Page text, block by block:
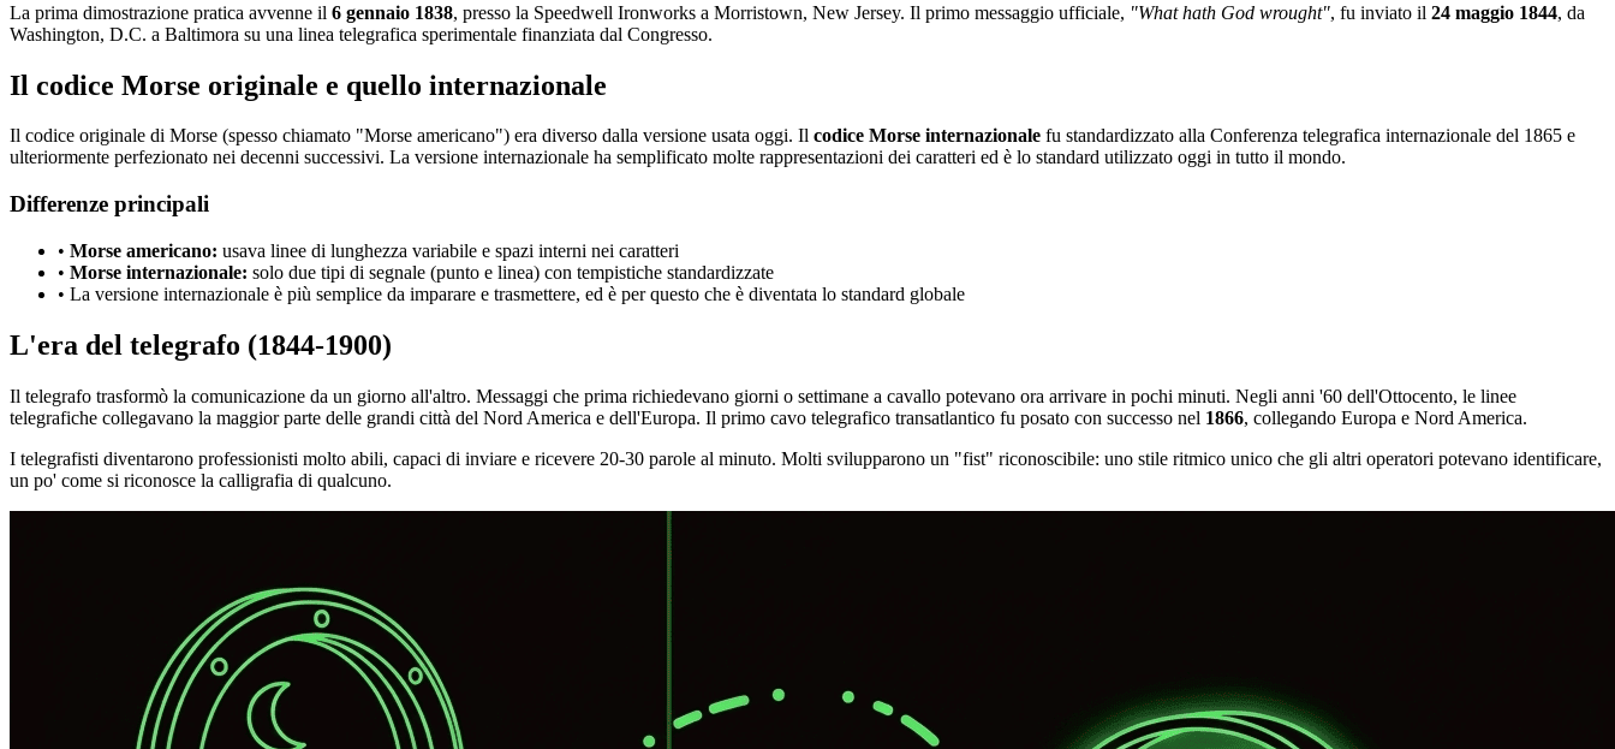
La prima dimostrazione pratica avvenne il 6 gennaio 1838, presso la Speedwell Ironworks a Morristown, New Jersey. Il primo messaggio ufficiale, "What hath God wrought", fu inviato il 24 maggio 1844, da
Washington, D.C. a Baltimora su una linea telegrafica sperimentale finanziata dal Congresso.
Il codice Morse originale e quello internazionale
Il codice originale di Morse (spesso chiamato "Morse americano") era diverso dalla versione usata oggi. Il codice Morse internazionale fu standardizzato alla Conferenza telegrafica internazionale del 1865 e
ulteriormente perfezionato nei decenni successivi. La versione internazionale ha semplificato molte rappresentazioni dei caratteri ed è lo standard utilizzato oggi in tutto il mondo.
Differenze principali
• Morse americano: usava linee di lunghezza variabile e spazi interni nei caratteri
• Morse internazionale: solo due tipi di segnale (punto e linea) con tempistiche standardizzate
• La versione internazionale è più semplice da imparare e trasmettere, ed è per questo che è diventata lo standard globale
L'era del telegrafo (1844-1900)
Il telegrafo trasformò la comunicazione da un giorno all'altro. Messaggi che prima richiedevano giorni o settimane a cavallo potevano ora arrivare in pochi minuti. Negli anni '60 dell'Ottocento, le linee
telegrafiche collegavano la maggior parte delle grandi città del Nord America e dell'Europa. Il primo cavo telegrafico transatlantico fu posato con successo nel 1866, collegando Europa e Nord America.
I telegrafisti diventarono professionisti molto abili, capaci di inviare e ricevere 20-30 parole al minuto. Molti svilupparono un "fist" riconoscibile: uno stile ritmico unico che gli altri operatori potevano identificare,
un po' come si riconosce la calligrafia di qualcuno.